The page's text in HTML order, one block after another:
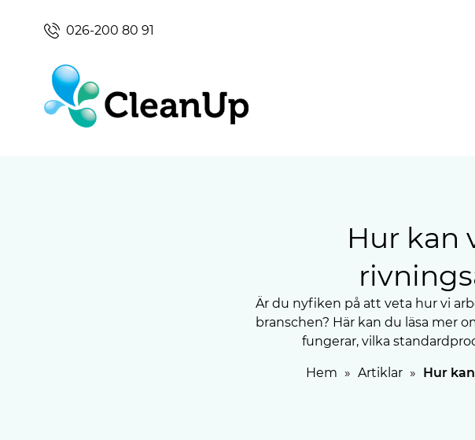
026-200 80 91
Hur kan
Är du nyfiken på att veta hur vi
branschen? Här kan du läsa mer
fungerar, vilka
Hem » Artiklar » Hur